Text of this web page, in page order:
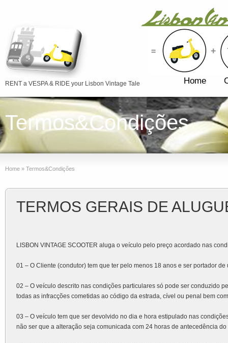
RENT a VESPA & RIDE your Lisbon Vintage Tale Home
Termos&Condições
Home » Termos&Condições
TERMOS GERAIS DE
LISBON VINTAGE SCOOTER aluga o veículo pelo preço acordado nas
01 – O Cliente (condutor) tem que ter pelo menos 18 anos e ser portador
02 – O veículo descrito nas condições particulares só pode ser conduzido
todas as infracções cometidas ao código da estrada, cível ou penal bem
03 – O veículo tem que ser devolvido no dia e hora estipulado nas
não ser que a alteração seja comunicada com 24 horas de antecedência